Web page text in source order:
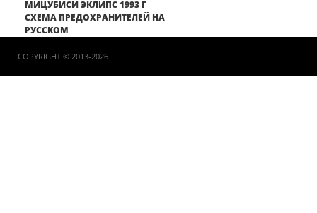
МИЦУБИСИ ЭКЛИПС 1993 Г
СХЕМА ПРЕДОХРАНИТЕЛЕЙ НА
РУССКОМ
COPYRIGHT © 2013-2026